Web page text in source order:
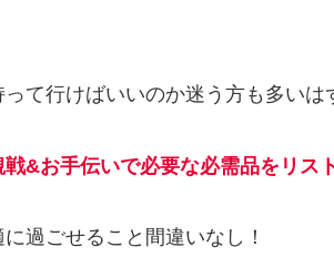
て行けばいいのか迷う方も多いは
&お手伝いで必要な必需品をリス
過ごせること間違いなし！